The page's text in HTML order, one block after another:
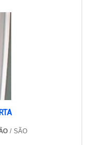
adquirir a tela
/ SÃO